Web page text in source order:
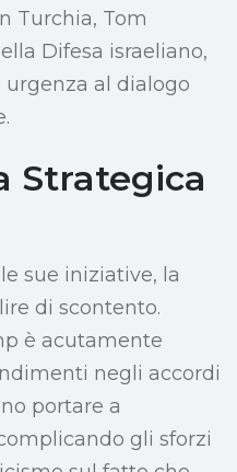
Turchia, Tom
Difesa israeliano,
urgenza al dialogo
Strategica
sue iniziative, la
di scontento.
è acutamente
negli accordi
portare a
gli sforzi